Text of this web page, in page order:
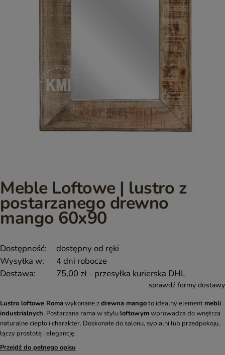
Meble Loftowe | lustro z
postarzanego drewno
mango 60x90
Dostępność:
dostępny od ręki
Wysyłka w:
4 dni robocze
Dostawa:
75,00 zł - przesyłka kurierska DHL
sprawdź formy dostawy
Lustro loftowe Romawykonane zdrewna mangoto idealny element mebli
industrialnych. Postarzana rama w stylu loftowymwprowadza do wnętrza
naturalne ciepło i charakter. Doskonałe do salonu, sypialni lub przedpokoju,
łączy prostotę i elegancję.
Przejdź do pełnego opisu